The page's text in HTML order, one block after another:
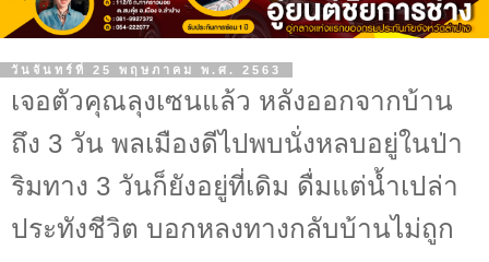
วันจันทร์ที่ 25 พฤษภาคม พ.ศ. 2563
เจอตัวคุณลุงเซนแล้ว หลังออกจากบ้าน
ถึง 3 วัน พลเมืองดีไปพบนั่งหลบอยู่ในป่า
ริมทาง 3 วันก็ยังอยู่ที่เดิม ดื่มแต่น้ำเปล่า
ประทังชีวิต บอกหลงทางกลับบ้านไม่ถูก